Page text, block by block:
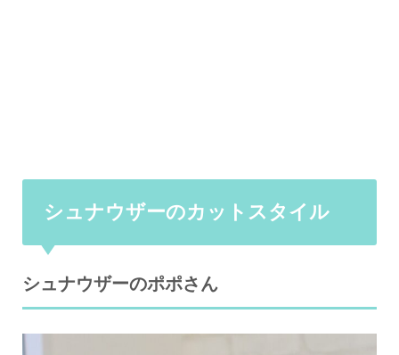
シュナウザーのカットスタイル
シュナウザーのポポさん